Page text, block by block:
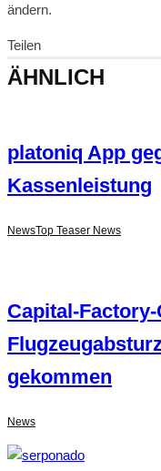
ändern.
Teilen
ÄHNLICH
platoniq App
Kassenleistung
NewsTop Teaser News
Capital-
gekommen
News